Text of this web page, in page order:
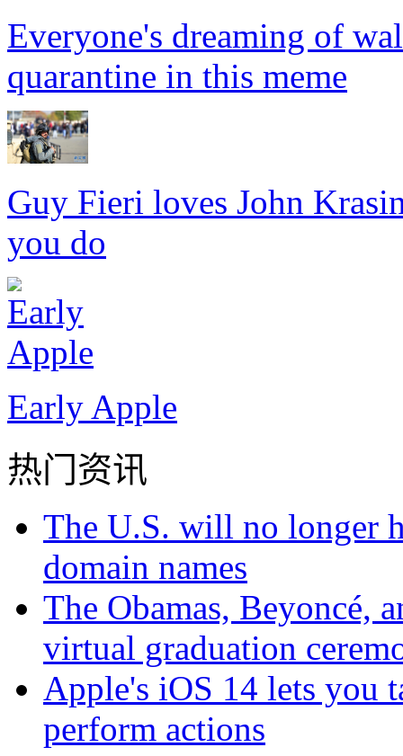
Everyone's dreaming of
quarantine in this meme
Guy Fieri loves John
you do
Early Apple
热门资讯
The U.S. will no longer
domain names
The Obamas, Beyoncé,
virtual graduation
Apple's iOS 14 lets you
perform actions